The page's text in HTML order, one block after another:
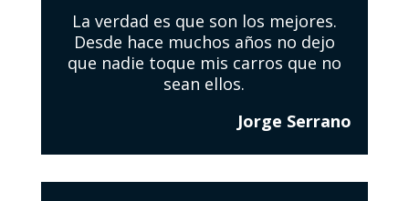
La verdad es que son los mejores.
Desde hace muchos años no dejo
que nadie toque mis carros que no
sean ellos.
Jorge Serrano